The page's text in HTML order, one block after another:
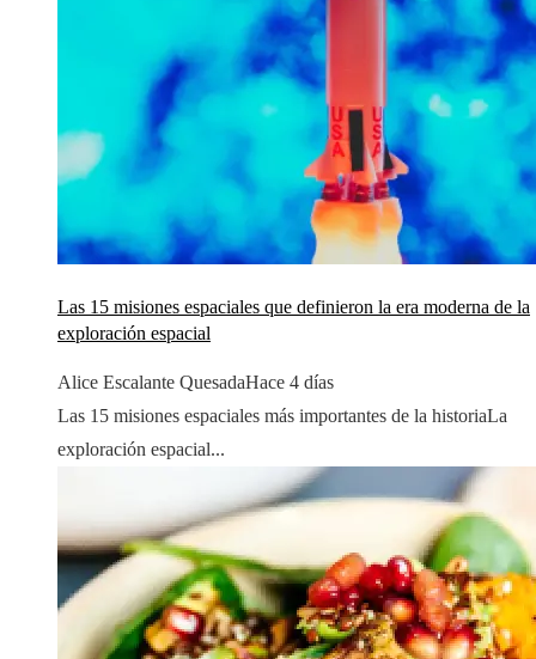
Las 15 misiones espaciales que definieron la era moderna de la
exploración espacial
Alice Escalante QuesadaHace 4 días
Las 15 misiones espaciales más importantes de la historiaLa
exploración espacial...